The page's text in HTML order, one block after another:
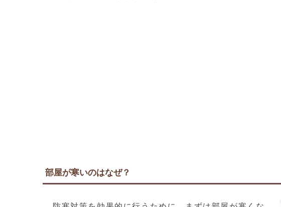
部屋が寒いのはなぜ？